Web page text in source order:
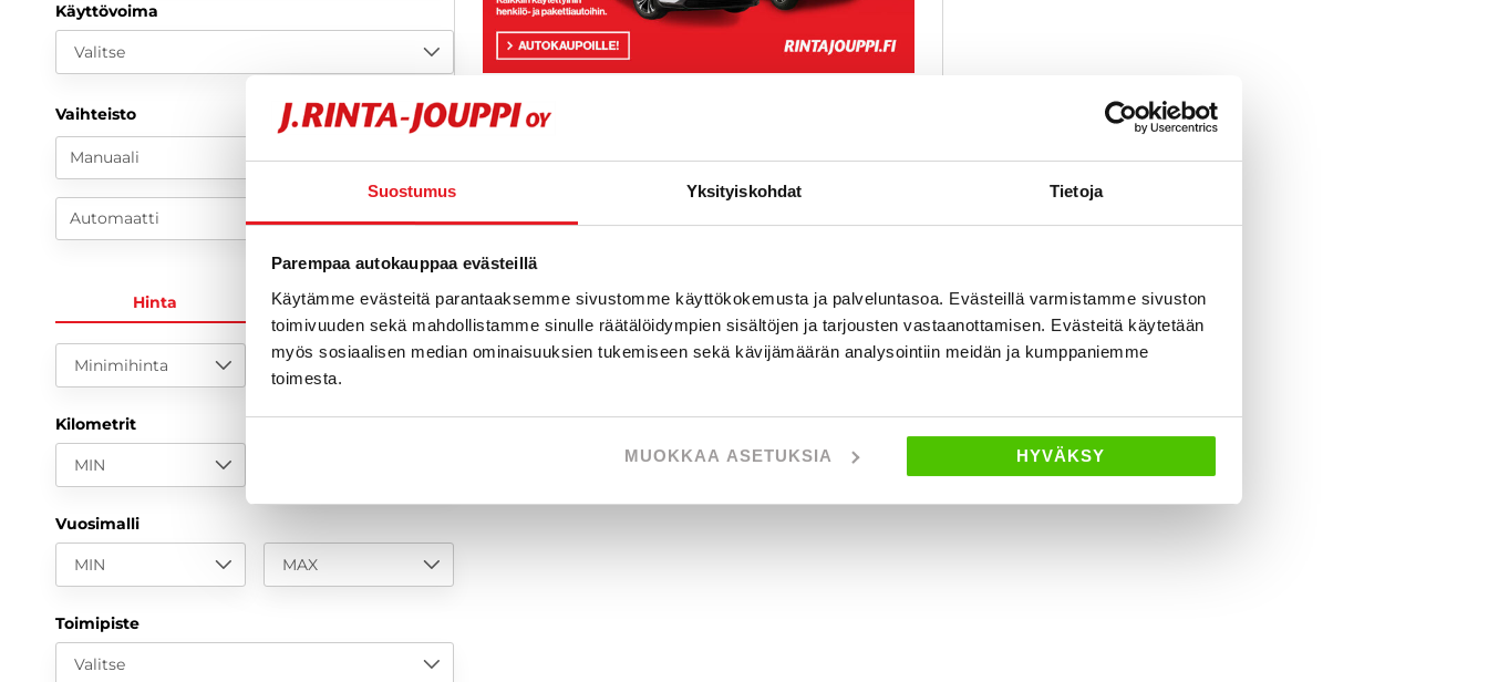
Suostumus Yksityiskohdat Tietoja
Parempaa autokauppaa evästeillä
Käytämme evästeitä parantaaksemme sivustomme käyttökokemusta ja palveluntasoa. Evästeillä varmistamme sivuston
toimivuuden sekä mahdollistamme sinulle räätälöidympien sisältöjen ja tarjousten vastaanottamisen. Evästeitä käytetään
myös sosiaalisen median ominaisuuksien tukemiseen sekä kävijämäärän analysointiin meidän ja kumppaniemme
toimesta.
MUOKKAA ASETUKSIA HYVÄKSY
Käyttövoima
Valitse
Vaihteisto
Manuaali
Automaatti
Hinta KK-erä
Minimihinta Maksimihinta
Kilometrit
MIN
Vuosimalli
MIN MAX
Toimipiste
Valitse
6 kk koroton ja kuluton maksuaika
käytettyihin henkilö- ja pakettiautoihin!